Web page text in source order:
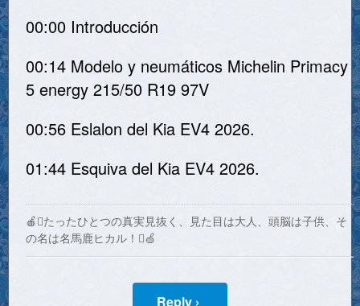
00:00 Introducción
00:14 Modelo y neumáticos Michelin Primacy
5 energy 215/50 R19 97V
00:56 Eslalon del Kia EV4 2026.
01:44 Esquiva del Kia EV4 2026.
🍎たったひとつの真実見抜く、見た目は大人、頭脳は子供、そ
の名は名馬鹿ヒカル！🍏
Reply ›